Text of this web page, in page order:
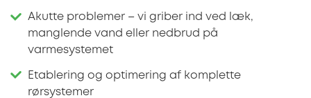
Akutte problemer – vi griber ind ved læk,
manglende vand eller nedbrud på
varmesystemet
Etablering og optimering af komplette
rørsystemer